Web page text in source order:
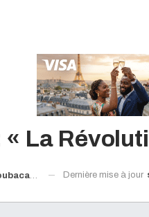
« La
Fofana Dernière mise à jour